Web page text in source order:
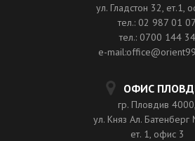
ул. Гладстон 32, ет.1,
тел.: 02 987 01 07
тел.: 0700 144 34
e-
ОФИС
гр. Пловдив 4000,
ул. Княз Ал.
ет. 1, офис 3